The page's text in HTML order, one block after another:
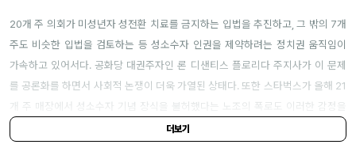
20개 주 의회가 미성년자 성전환 치료를 금지하는 입법을 추진하고, 그 밖의 7개
주도 비슷한 입법을 검토하는 등 성소수자 인권을 제약하려는 정치권 움직임이
가속하고 있어서다. 공화당 대권주자인 론 디샌티스 플로리다 주지사가 이 문제
를 공론화를 하면서 사회적 논쟁이 더욱 가열된 상태다. 또한 스타벅스가 올해 21
개 주 매장에서 성소수자 기념 장식을 불허했다는 노조의 폭로도 이러한 감정을
증폭하고 있다.
더보기